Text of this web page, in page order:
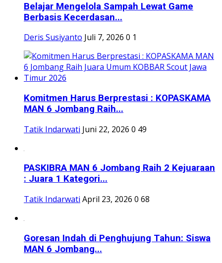
Belajar Mengelola Sampah Lewat Game
Berbasis Kecerdasan...
Deris Susiyanto Juli 7, 2026 0 1
Komitmen Harus Berprestasi : KOPASKAMA
MAN 6 Jombang Raih...
Tatik Indarwati Juni 22, 2026 0 49
PASKIBRA MAN 6 Jombang Raih 2 Kejuaraan
: Juara 1 Kategori...
Tatik Indarwati April 23, 2026 0 68
Goresan Indah di Penghujung Tahun: Siswa
MAN 6 Jombang...